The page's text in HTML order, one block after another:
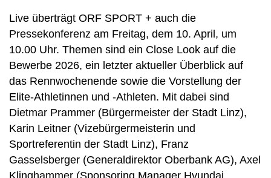
Live überträgt ORF SPORT + auch die
Pressekonferenz am Freitag, dem 10. April, um
10.00 Uhr. Themen sind ein Close Look auf die
Bewerbe 2026, ein letzter aktueller Überblick auf
das Rennwochenende sowie die Vorstellung der
Elite-Athletinnen und -Athleten. Mit dabei sind
Dietmar Prammer (Bürgermeister der Stadt Linz),
Karin Leitner (Vizebürgermeisterin und
Sportreferentin der Stadt Linz), Franz
Gasselsberger (Generaldirektor Oberbank AG), Axel
Klinghammer (Sponsoring Manager Hyundai